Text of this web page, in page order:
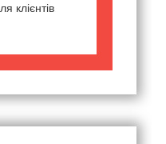
клієнтів